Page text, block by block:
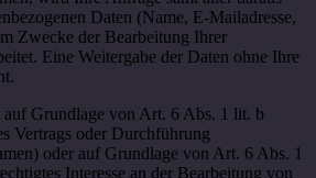
Daten (Name, E-Mailadresse,
Zwecke der Bearbeitung Ihrer
Eine Weitergabe der Daten ohne Ihre
Grundlage von Art. 6 Abs. 1 lit. b
Vertrags oder Durchführung
oder auf Grundlage von Art. 6 Abs. 1
Interesse an der Bearbeitung von